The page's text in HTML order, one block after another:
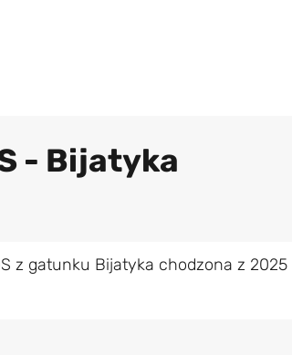
- Bijatyka
z gatunku Bijatyka chodzona z 2025